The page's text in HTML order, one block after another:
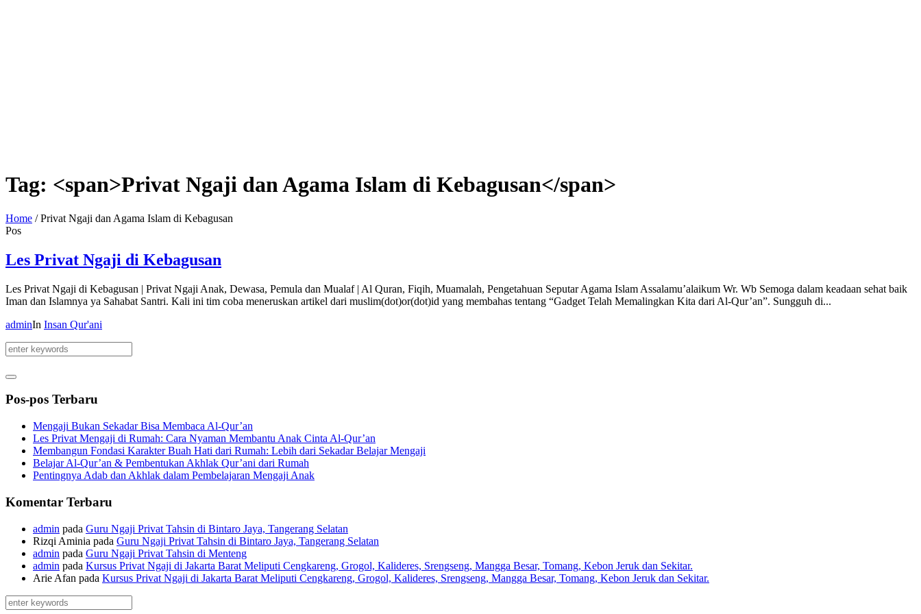
Tag: <span>Privat Ngaji dan Agama Islam di Kebagusan</span>
Home /Privat Ngaji dan Agama Islam di Kebagusan
Pos
Les Privat Ngaji di Kebagusan
Les Privat Ngaji di Kebagusan | Privat Ngaji Anak, Dewasa, Pemula dan Mualaf | Al Quran, Fiqih, Muamalah, Pengetahuan Seputar Agama Islam Assalamu’alaikum Wr. Wb Semoga dalam keadaan sehat baik
Iman dan Islamnya ya Sahabat Santri. Kali ini tim coba meneruskan artikel dari muslim(dot)or(dot)id yang membahas tentang “Gadget Telah Memalingkan Kita dari Al-Qur’an”. Sungguh di...
adminIn Insan Qur'ani
Pos-pos Terbaru
Mengaji Bukan Sekadar Bisa Membaca Al-Qur’an
Les Privat Mengaji di Rumah: Cara Nyaman Membantu Anak Cinta Al-Qur’an
Membangun Fondasi Karakter Buah Hati dari Rumah: Lebih dari Sekadar Belajar Mengaji
Belajar Al-Qur’an & Pembentukan Akhlak Qur’ani dari Rumah
Pentingnya Adab dan Akhlak dalam Pembelajaran Mengaji Anak
Komentar Terbaru
admin pada Guru Ngaji Privat Tahsin di Bintaro Jaya, Tangerang Selatan
Rizqi Aminia pada Guru Ngaji Privat Tahsin di Bintaro Jaya, Tangerang Selatan
admin pada Guru Ngaji Privat Tahsin di Menteng
admin pada Kursus Privat Ngaji di Jakarta Barat Meliputi Cengkareng, Grogol, Kalideres, Srengseng, Mangga Besar, Tomang, Kebon Jeruk dan Sekitar.
Arie Afan pada Kursus Privat Ngaji di Jakarta Barat Meliputi Cengkareng, Grogol, Kalideres, Srengseng, Mangga Besar, Tomang, Kebon Jeruk dan Sekitar.